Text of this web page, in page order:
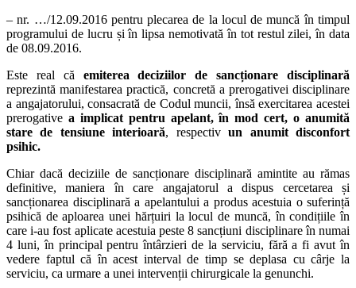
– nr. …/12.09.2016 pentru plecarea de la locul de muncă în timpul
programului de lucru și în lipsa nemotivată în tot restul zilei, în data
de 08.09.2016.
Este real că emiterea deciziilor de sancționare disciplinară
reprezintă manifestarea practică, concretă a prerogativei disciplinare
a angajatorului, consacrată de Codul muncii, însă exercitarea acestei
prerogative a implicat pentru apelant, în mod cert, o anumită
stare de tensiune interioară, respectivun anumit disconfort
psihic.
Chiar dacă deciziile de sancționare disciplinară amintite au rămas
definitive, maniera în care angajatorul a dispus cercetarea și
sancționarea disciplinară a apelantului a produs acestuia o suferință
psihică de aploarea unei hărțuiri la locul de muncă, în condițiile în
care i-au fost aplicate acestuia peste 8 sancțiuni disciplinare în numai
4 luni, în principal pentru întârzieri de la serviciu, fără a fi avut în
vedere faptul că în acest interval de timp se deplasa cu cârje la
serviciu, ca urmare a unei intervenții chirurgicale la genunchi.